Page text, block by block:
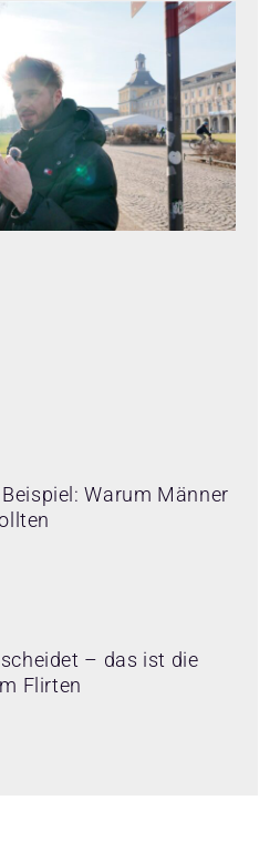
Warum Männer
– das ist die
Flirten